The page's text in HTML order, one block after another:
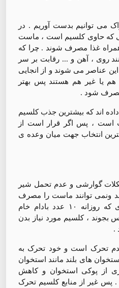
می توانیم بدست آوریم . در
که حاوی کلسیم است ، ماست
همراه غذا مصرف شوند . چرا که
روی ، آهن و ... رقابت بر سر
عناصر می شوند و از انجایی
یا غیر هم هستند پس بهتر
شود .
اند که بیشترین جذب کلسیم
است ، پس اگر قرار است از
انتخاب جهت میان وعده ی
گوارشی و عدم تحمل شیر
ونمی توانند ماست را مصرف
کنند . طبق تحقیقات افرادی که روزانه ۱۰ عدد بادام خام
، کلسیم مورد نیاز بدن
.
تحرک است و خود تحرک به
های بلند مانند استخوان
از پوکی استخوان و کاهش
غیر از منابع کلسیم تحرک